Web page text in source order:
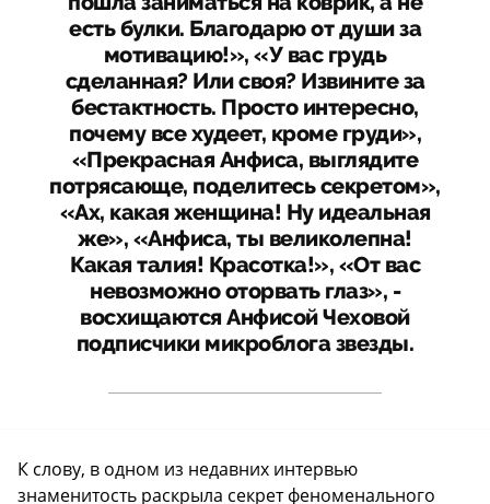
есть булки. Благодарю от души за
мотивацию!», «У вас грудь
сделанная? Или своя? Извините за
бестактность. Просто интересно,
почему все худеет, кроме груди»,
«Прекрасная Анфиса, выглядите
потрясающе, поделитесь секретом»,
«Ах, какая женщина! Ну идеальная
же», «Анфиса, ты великолепна!
Какая талия! Красотка!», «От вас
невозможно оторвать глаз», -
восхищаются Анфисой Чеховой
подписчики микроблога звезды.
К слову, в одном из недавних интервью
знаменитость раскрыла секрет феноменального